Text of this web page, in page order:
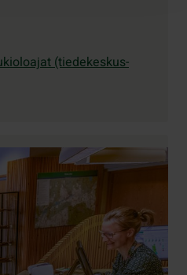
(tiedekeskus-